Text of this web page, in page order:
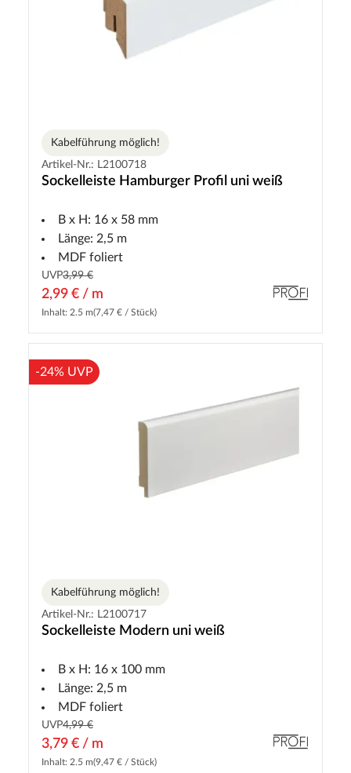
Kabelführung möglich!
Artikel-Nr.: L2100718
Sockelleiste Hamburger Profil uni weiß
B x H: 16 x 58 mm
Länge: 2,5 m
MDF foliert
UVP3,99 €
2,99 € / m
Inhalt: 2.5 m(7,47 € / Stück)
-24% UVP
Kabelführung möglich!
Artikel-Nr.: L2100717
Sockelleiste Modern uni weiß
B x H: 16 x 100 mm
Länge: 2,5 m
MDF foliert
UVP4,99 €
3,79 € / m
Inhalt: 2.5 m(9,47 € / Stück)